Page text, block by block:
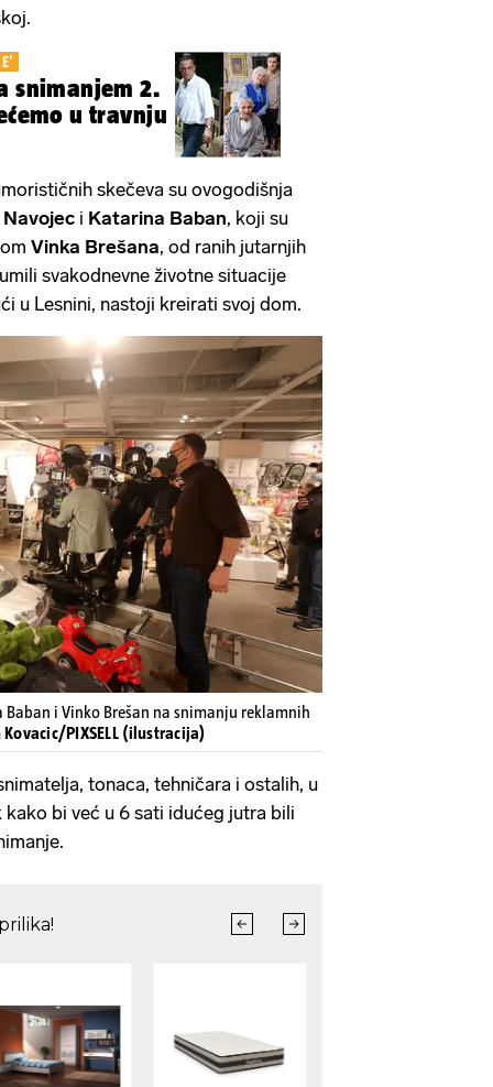
snimanjem 2.
u travnju
skečeva su ovogodišnja
i Katarina Baban, koji su
Vinka Brešana, od ranih jutarnjih
svakodnevne životne situacije
u Lesnini, nastoji kreirati svoj dom.
i Vinko Brešan na snimanju reklamnih
PIXSELL (ilustracija)
tonaca, tehničara i ostalih, u
bi već u 6 sati idućeg jutra bili